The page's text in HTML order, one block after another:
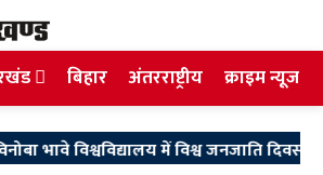
बिहार अंतरराष्ट्रीय क्राइम न्यूज
विश्वविद्यालय में विश्व जनजाति दिवस की पूर्व